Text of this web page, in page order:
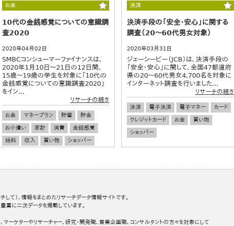
食生活
若者 ワカモノ
お金
10代の金銭感覚についての意識調
査2020
2020年04月02日
SMBCコンシューマーファイナンスは、
2020年1月10日～21日の12日間、
15歳～19歳の学生を対象に「10代の
金銭感覚についての意識調査2020」
をイン...
リサーチの続き
お金 マネープラン 貯蓄
貯金
お小遣い
家計 消費
金銭感覚
給料
収入 買い物
ショッパー
決済
決済手段の「安全・安心」に関する
調査（20～60代男女対象）
2020年03月31日
ジェーシービー（JCB）は、決済手段の
「安全・安心」に関して、全国47都道府
県の20～60代男女4,700名を対象に
インターネット調査を行いました...
リサーチの続き
決済 電子決済 電子マネー
カード
クレジットカード
お金
買い物
ショッパー
て）、情報をまとめたリサーチデータ情報サイトです。
富に二次データを掲載しています。
マーケターやリサーチャー、研究・開発職、営業企画職、コンサルタントの方々を対象にして